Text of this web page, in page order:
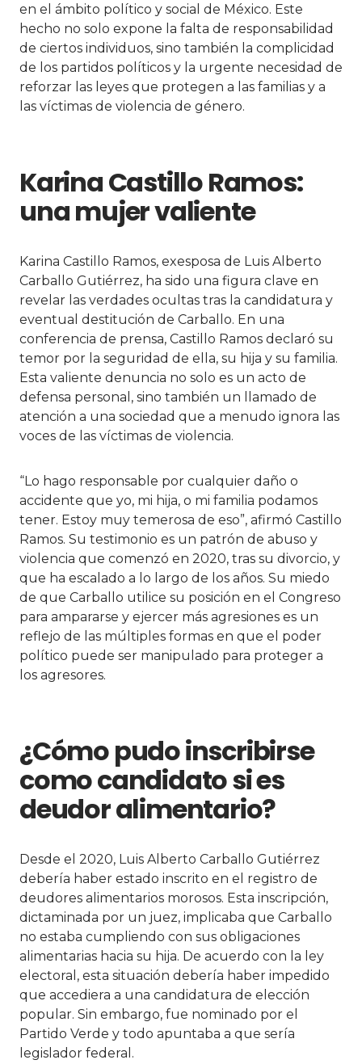
en el ámbito político y social de México. Este
hecho no solo expone la falta de responsabilidad
de ciertos individuos, sino también la complicidad
de los partidos políticos y la urgente necesidad de
reforzar las leyes que protegen a las familias y a
las víctimas de violencia de género.
Karina Castillo Ramos:
una mujer valiente
Karina Castillo Ramos, exesposa de Luis Alberto
Carballo Gutiérrez, ha sido una figura clave en
revelar las verdades ocultas tras la candidatura y
eventual destitución de Carballo. En una
conferencia de prensa, Castillo Ramos declaró su
temor por la seguridad de ella, su hija y su familia.
Esta valiente denuncia no solo es un acto de
defensa personal, sino también un llamado de
atención a una sociedad que a menudo ignora las
voces de las víctimas de violencia.
“Lo hago responsable por cualquier daño o
accidente que yo, mi hija, o mi familia podamos
tener. Estoy muy temerosa de eso”, afirmó Castillo
Ramos. Su testimonio es un patrón de abuso y
violencia que comenzó en 2020, tras su divorcio, y
que ha escalado a lo largo de los años. Su miedo
de que Carballo utilice su posición en el Congreso
para ampararse y ejercer más agresiones es un
reflejo de las múltiples formas en que el poder
político puede ser manipulado para proteger a
los agresores.
¿Cómo pudo inscribirse
como candidato si es
deudor alimentario?
Desde el 2020, Luis Alberto Carballo Gutiérrez
debería haber estado inscrito en el registro de
deudores alimentarios morosos. Esta inscripción,
dictaminada por un juez, implicaba que Carballo
no estaba cumpliendo con sus obligaciones
alimentarias hacia su hija. De acuerdo con la ley
electoral, esta situación debería haber impedido
que accediera a una candidatura de elección
popular. Sin embargo, fue nominado por el
Partido Verde y todo apuntaba a que sería
legislador federal.